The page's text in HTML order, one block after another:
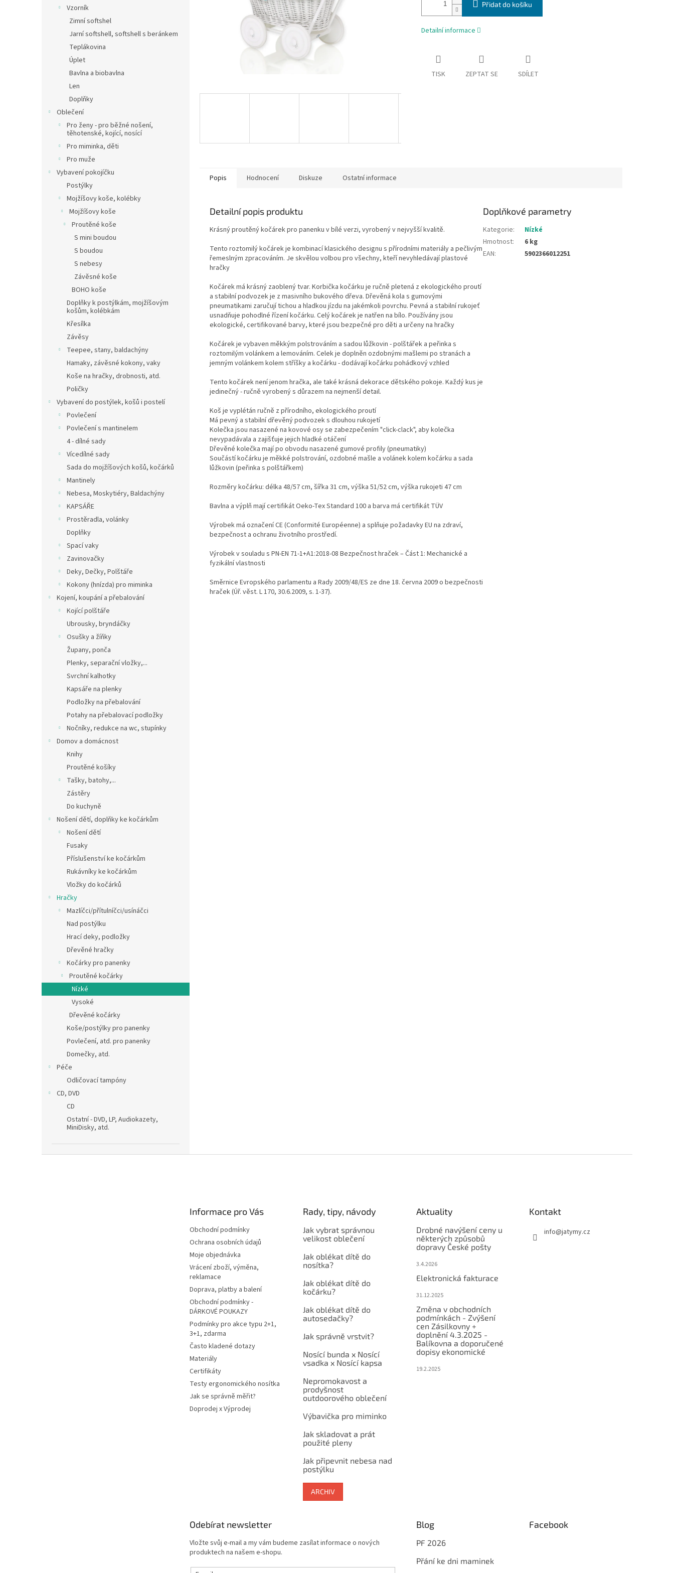
Vzorník
Zimní softshel
Jarní softshell, softshell s beránkem
Teplákovina
Úplet
Bavlna a biobavlna
Len
Doplňky
Oblečení
Pro ženy - pro běžné nošení,
těhotenské, kojící, nosící
Pro miminka, děti
Pro muže
Vybavení pokojíčku
Postýlky
Mojžíšovy koše, kolébky
Mojžíšovy koše
Proutěné koše
S mini boudou
S boudou
S nebesy
Závěsné koše
BOHO koše
Doplňky k postýlkám, mojžíšovým
košům, kolébkám
Křesílka
Závěsy
Teepee, stany, baldachýny
Hamaky, závěsné kokony, vaky
Koše na hračky, drobnosti, atd.
Poličky
Vybavení do postýlek, košů i postelí
Povlečení
Povlečení s mantinelem
4 - dílné sady
Vícedílné sady
Sada do mojžíšových košů, kočárků
Mantinely
Nebesa, Moskytiéry, Baldachýny
KAPSÁŘE
Prostěradla, volánky
Doplňky
Spací vaky
Zavinovačky
Deky, Dečky, Polštáře
Kokony (hnízda) pro miminka
Kojení, koupání a přebalování
Kojící polštáře
Ubrousky, bryndáčky
Osušky a žíňky
Župany, ponča
Plenky, separační vložky,...
Svrchní kalhotky
Kapsáře na plenky
Podložky na přebalování
Potahy na přebalovací podložky
Nočníky, redukce na wc, stupínky
Domov a domácnost
Knihy
Proutěné košíky
Tašky, batohy,...
Zástěry
Do kuchyně
Nošení dětí, doplňky ke kočárkům
Nošení dětí
Fusaky
Příslušenství ke kočárkům
Rukávníky ke kočárkům
Vložky do kočárků
Hračky
Mazlíčci/přítulníčci/usínáčci
Nad postýlku
Hrací deky, podložky
Dřevěné hračky
Kočárky pro panenky
Proutěné kočárky
Nízké
Vysoké
Dřevěné kočárky
Koše/postýlky pro panenky
Povlečení, atd. pro panenky
Domečky, atd.
Péče
Odličovací tampóny
CD, DVD
CD
Ostatní - DVD, LP, Audiokazety,
MiniDisky, atd.
Přidat do košíku
Detailní informace
TISK ZEPTAT SE SDÍLET
Popis Hodnocení Diskuze Ostatní informace
Detailní popis produktu
Krásný proutěný kočárek pro panenku v bílé verzi, vyrobený v nejvyšší kvalitě.
Tento roztomilý kočárek je kombinací klasického designu s přírodními materiály a pečlivým
řemeslným zpracováním. Je skvělou volbou pro všechny, kteří nevyhledávají plastové
hračky
Kočárek má krásný zaoblený tvar. Korbička kočárku je ručně pletená z ekologického proutí
a stabilní podvozek je z masivního bukového dřeva. Dřevěná kola s gumovými
pneumatikami zaručují tichou a hladkou jízdu na jakémkoli povrchu. Pevná a stabilní rukojeť
usnadňuje pohodlné řízení kočárku. Celý kočárek je natřen na bílo. Používány jsou
ekologické, certifikované barvy, které jsou bezpečné pro děti a určeny na hračky
Kočárek je vybaven měkkým polstrováním a sadou lůžkovin - polštářek a peřinka s
roztomilým volánkem a lemováním. Celek je doplněn ozdobnými mašlemi po stranách a
jemným volánkem kolem stříšky a kočárku - dodávají kočárku pohádkový vzhled
Tento kočárek není jenom hračka, ale také krásná dekorace dětského pokoje. Každý kus je
jedinečný - ručně vyrobený s důrazem na nejmenší detail.
Koš je vyplétán ručně z přírodního, ekologického proutí
Má pevný a stabilní dřevěný podvozek s dlouhou rukojetí
Kolečka jsou nasazené na kovové osy se zabezpečením "click-clack", aby kolečka
nevypadávala a zajišťuje jejich hladké otáčení
Dřevěné kolečka mají po obvodu nasazené gumové profily (pneumatiky)
Součástí kočárku je měkké polstrování, ozdobné mašle a volánek kolem kočárku a sada
lůžkovin (peřinka s polštářkem)
Rozměry kočárku: délka 48/57 cm, šířka 31 cm, výška 51/52 cm, výška rukojeti 47 cm
Bavlna a výplň mají certifikát Oeko-Tex Standard 100 a barva má certifikát TÜV
Výrobek má označení CE (Conformité Européenne) a splňuje požadavky EU na zdraví,
bezpečnost a ochranu životního prostředí.
Výrobek v souladu s PN-EN 71-1+A1:2018-08 Bezpečnost hraček – Část 1: Mechanické a
fyzikální vlastnosti
Směrnice Evropského parlamentu a Rady 2009/48/ES ze dne 18. června 2009 o bezpečnosti
hraček (Úř. věst. L 170, 30.6.2009, s. 1-37).
Doplňkové parametry
Kategorie:
Nízké
Hmotnost:
6 kg
EAN: 5902366012251
Informace pro Vás
Obchodní podmínky
Ochrana osobních údajů
Moje objednávka
Vrácení zboží, výměna,
reklamace
Doprava, platby a balení
Obchodní podmínky -
DÁRKOVÉ POUKAZY
Podmínky pro akce typu 2+1,
3+1, zdarma
Často kladené dotazy
Materiály
Certifikáty
Testy ergonomického nosítka
Jak se správně měřit?
Doprodej x Výprodej
Rady, tipy, návody
Jak vybrat správnou
velikost oblečení
Jak oblékat dítě do
nosítka?
Jak oblékat dítě do
kočárku?
Jak oblékat dítě do
autosedačky?
Jak správně vrstvit?
Nosící bunda x Nosící
vsadka x Nosící kapsa
Nepromokavost a
prodyšnost
outdoorového oblečení
Výbavička pro miminko
Jak skladovat a prát
použité pleny
Jak připevnit nebesa nad
postýlku
ARCHIV
Aktuality
Drobné navýšení ceny u
některých způsobů
dopravy České pošty
3.4.2026
Elektronická fakturace
31.12.2025
Změna v obchodních
podmínkách - Zvýšení
cen Zásilkovny +
doplnění 4.3.2025 -
Balíkovna a doporučené
dopisy ekonomické
19.2.2025
Kontakt
info@jatymy.cz
Odebírat newsletter
Vložte svůj e-mail a my vám budeme zasílat informace o nových
produktech na našem e-shopu.
Blog
PF 2026
Přání ke dni maminek
Facebook